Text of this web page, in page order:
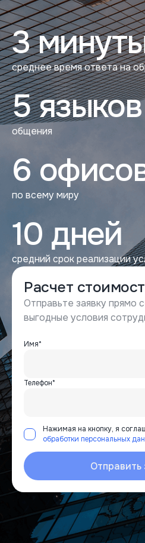
3
среднее время ответа на
5 языков
общения
6
по всему миру
10 дней
средний срок реализации
Расчет
Отправьте заявку прямо
выгодные условия
Имя*
Телефон*
Нажимая на кнопку, я
обработки персональных
Отправить